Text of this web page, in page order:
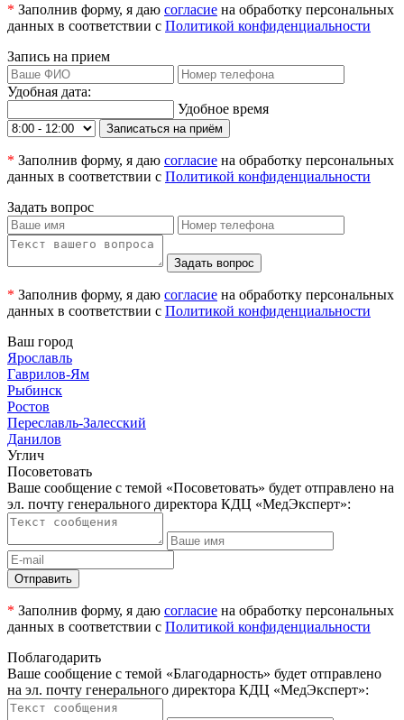
* Заполнив форму, я даю согласие на обработку персональных
данных в соответствии с Политикой конфиденциальности
Запись на прием
Удобная дата:
Удобное время
Записаться на приём
* Заполнив форму, я даю согласие на обработку персональных
данных в соответствии с Политикой конфиденциальности
Задать вопрос
Задать вопрос
* Заполнив форму, я даю согласие на обработку персональных
данных в соответствии с Политикой конфиденциальности
Ваш город
Ярославль
Гаврилов-Ям
Рыбинск
Ростов
Переславль-Залесский
Данилов
Углич
Посоветовать
Ваше сообщение с темой «Посоветовать» будет отправлено на
эл. почту генерального директора КДЦ «МедЭксперт»:
Отправить
* Заполнив форму, я даю согласие на обработку персональных
данных в соответствии с Политикой конфиденциальности
Поблагодарить
Ваше сообщение с темой «Благодарность» будет отправлено
на эл. почту генерального директора КДЦ «МедЭксперт»: